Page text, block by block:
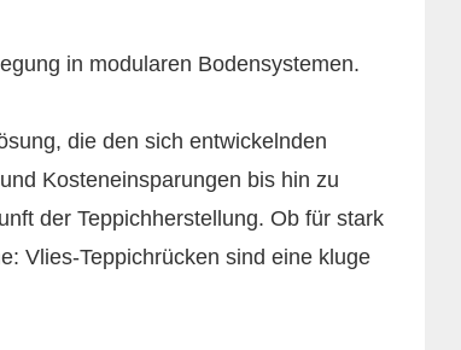
in modularen Bodensystemen.
die den sich entwickelnden
Kosteneinsparungen bis hin zu
der Teppichherstellung. Ob für stark
Vlies-Teppichrücken sind eine kluge